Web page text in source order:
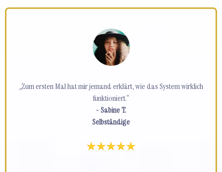
„Zum ersten Mal hat mir jemand erklärt, wie das System wirklich
funktioniert.“
- Sabine T.
Selbständige